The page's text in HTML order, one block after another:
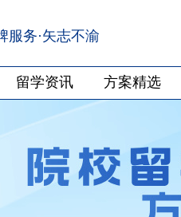
服务·矢志不渝
留学资讯 方案精选